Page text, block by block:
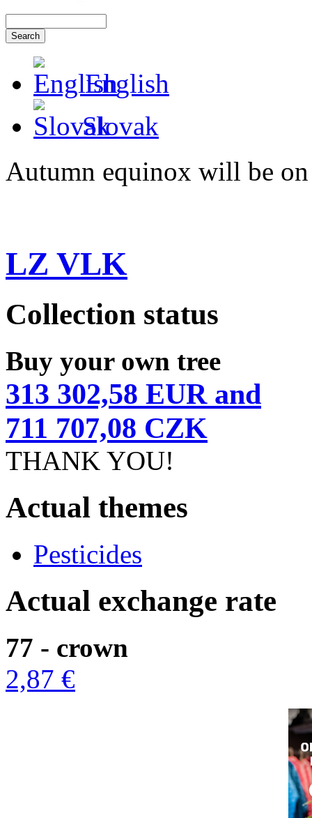
English
Slovak
Autumn equinox will be
LZ VLK
Collection status
Buy your own tree
313 302,58 EUR and
711 707,08 CZK
THANK YOU!
Actual themes
Pesticides
Actual exchange rate
77 - crown
2,87 €